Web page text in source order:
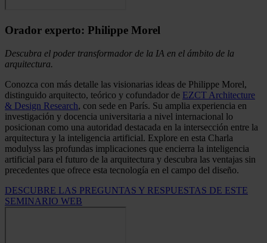
Orador experto: Philippe Morel
Descubra el poder transformador de la IA en el ámbito de la
arquitectura.
Conozca con más detalle las visionarias ideas de Philippe Morel,
distinguido arquitecto, teórico y cofundador de EZCT Architecture
& Design Research, con sede en París. Su amplia experiencia en
investigación y docencia universitaria a nivel internacional lo
posicionan como una autoridad destacada en la intersección entre la
arquitectura y la inteligencia artificial. Explore en esta Charla
modulyss las profundas implicaciones que encierra la inteligencia
artificial para el futuro de la arquitectura y descubra las ventajas sin
precedentes que ofrece esta tecnología en el campo del diseño.
DESCUBRE LAS PREGUNTAS Y RESPUESTAS DE ESTE
SEMINARIO WEB